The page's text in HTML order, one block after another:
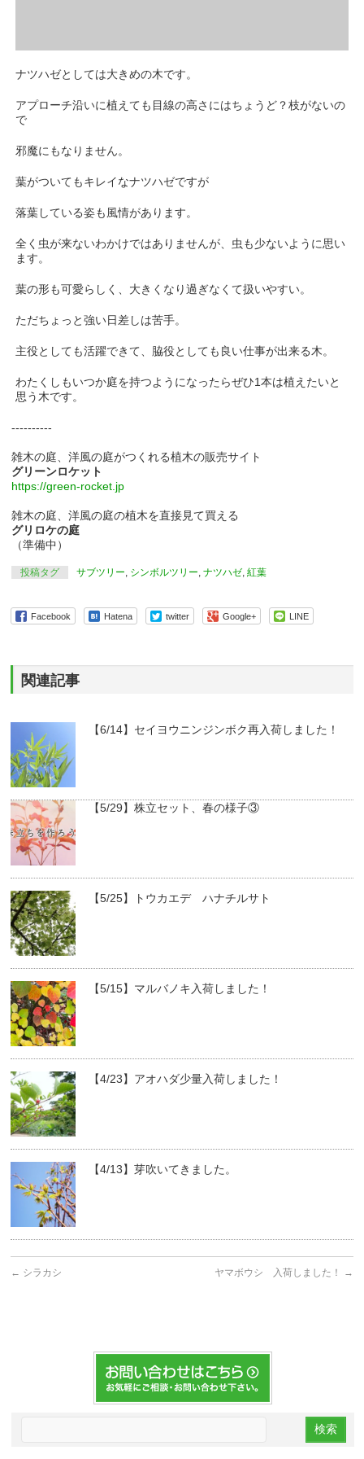
ナツハゼとしては大きめの木です。
アプローチ沿いに植えても目線の高さにはちょうど？枝がないの
で
邪魔にもなりません。
葉がついてもキレイなナツハゼですが
落葉している姿も風情があります。
全く虫が来ないわかけではありませんが、虫も少ないように思い
ます。
葉の形も可愛らしく、大きくなり過ぎなくて扱いやすい。
ただちょっと強い日差しは苦手。
主役としても活躍できて、脇役としても良い仕事が出来る木。
わたくしもいつか庭を持つようになったらぜひ1本は植えたいと
思う木です。
----------
雑木の庭、洋風の庭がつくれる植木の販売サイト
グリーンロケット
https://green-rocket.jp
雑木の庭、洋風の庭の植木を直接見て買える
グリロケの庭
（準備中）
投稿タグ サブツリー, シンボルツリー,ナツハゼ,紅葉
Facebook Hatena twitter Google+ LINE
関連記事
【6/14】セイヨウニンジンボク再入荷しました！
【5/29】株立セット、春の様子③
【5/25】トウカエデ ハナチルサト
【5/15】マルバノキ入荷しました！
【4/23】アオハダ少量入荷しました！
【4/13】芽吹いてきました。
← シラカシ ヤマボウシ 入荷しました！ →